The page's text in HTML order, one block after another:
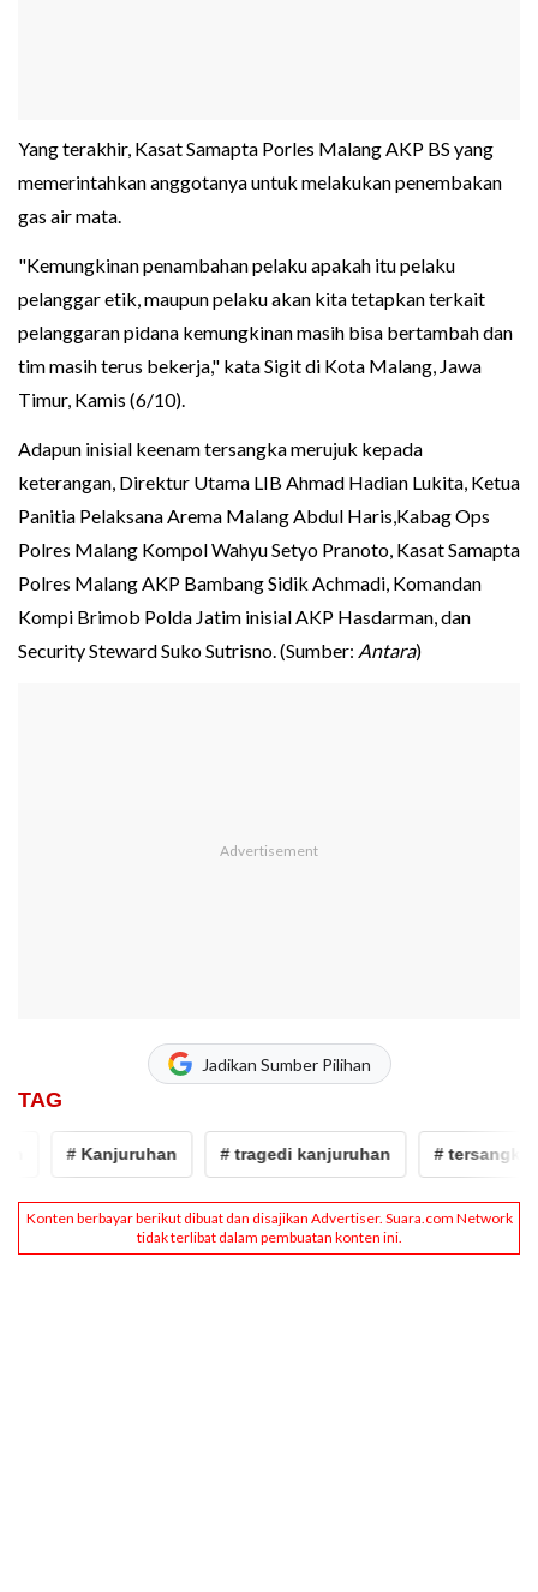
Yang terakhir, Kasat Samapta Porles Malang AKP BS yang
memerintahkan anggotanya untuk melakukan penembakan
gas air mata.
"Kemungkinan penambahan pelaku apakah itu pelaku
pelanggar etik, maupun pelaku akan kita tetapkan terkait
pelanggaran pidana kemungkinan masih bisa bertambah dan
tim masih terus bekerja," kata Sigit di Kota Malang, Jawa
Timur, Kamis (6/10).
Adapun inisial keenam tersangka merujuk kepada
keterangan, Direktur Utama LIB Ahmad Hadian Lukita, Ketua
Panitia Pelaksana Arema Malang Abdul Haris,Kabag Ops
Polres Malang Kompol Wahyu Setyo Pranoto, Kasat Samapta
Polres Malang AKP Bambang Sidik Achmadi, Komandan
Kompi Brimob Polda Jatim inisial AKP Hasdarman, dan
Security Steward Suko Sutrisno. (Sumber: Antara)
Jadikan Sumber Pilihan
TAG
# Kanjuruhan # tragedi kanjuruhan # tersangka